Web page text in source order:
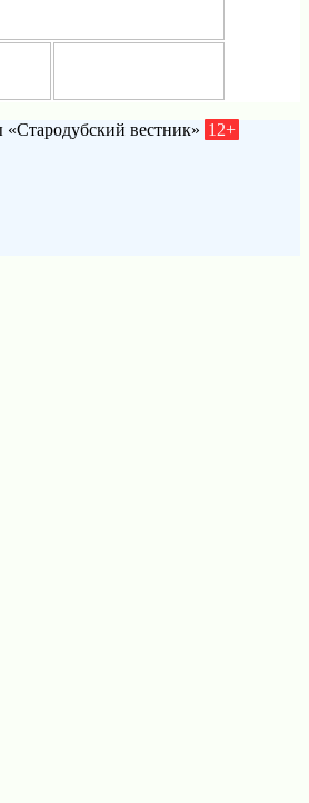
«Стародубский вестник» 12+